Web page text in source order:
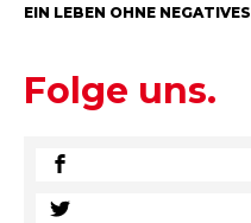
EIN LEBEN OHNE NEGATIVES
Folge uns.